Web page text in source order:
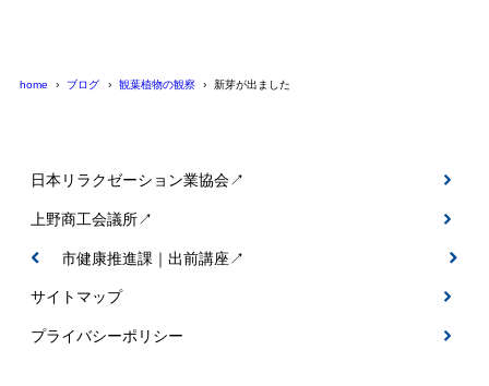
home ブログ 観葉植物の観察 新芽が出ました
日本リラクゼーション業協会↗
上野商工会議所↗
伊賀市健康推進課｜出前講座↗
サイトマップ
プライバシーポリシー